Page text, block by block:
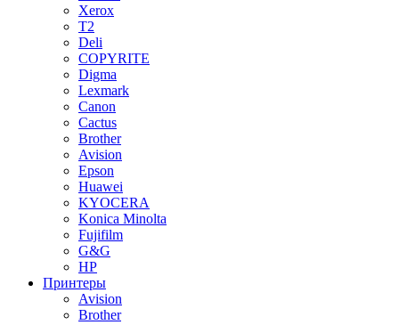
Xerox
T2
Deli
COPYRITE
Digma
Lexmark
Canon
Cactus
Brother
Avision
Epson
Huawei
KYOCERA
Konica Minolta
Fujifilm
G&G
HP
Принтеры
Avision
Brother